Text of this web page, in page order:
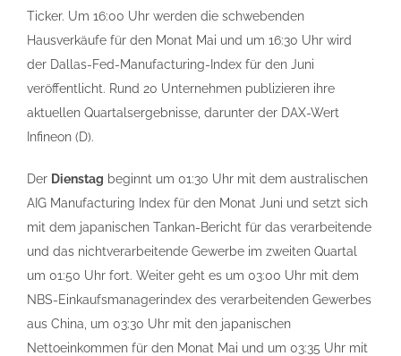
Ticker. Um 16:00 Uhr werden die schwebenden
Hausverkäufe für den Monat Mai und um 16:30 Uhr wird
der Dallas-Fed-Manufacturing-Index für den Juni
veröffentlicht. Rund 20 Unternehmen publizieren ihre
aktuellen Quartalsergebnisse, darunter der DAX-Wert
Infineon (D).
Der Dienstag beginnt um 01:30 Uhr mit dem australischen
AIG Manufacturing Index für den Monat Juni und setzt sich
mit dem japanischen Tankan-Bericht für das verarbeitende
und das nichtverarbeitende Gewerbe im zweiten Quartal
um 01:50 Uhr fort. Weiter geht es um 03:00 Uhr mit dem
NBS-Einkaufsmanagerindex des verarbeitenden Gewerbes
aus China, um 03:30 Uhr mit den japanischen
Nettoeinkommen für den Monat Mai und um 03:35 Uhr mit